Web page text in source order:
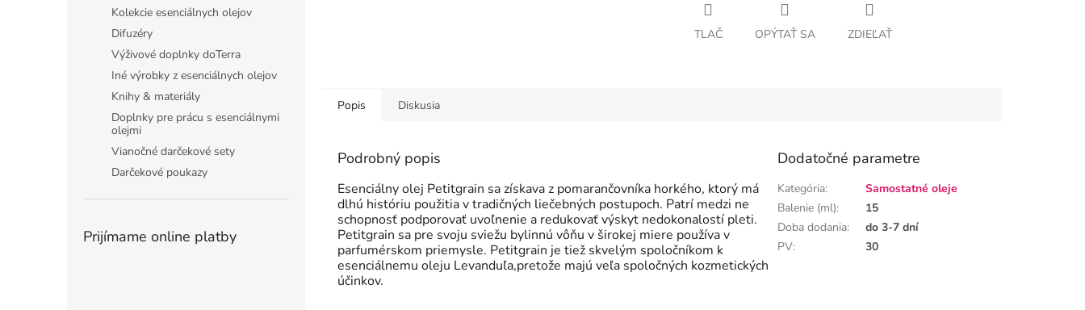
Kolekcie esenciálnych olejov
Difuzéry
Výživové doplnky doTerra
Iné výrobky z esenciálnych olejov
Knihy & materiály
Doplnky pre prácu s esenciálnymi
olejmi
Vianočné darčekové sety
Darčekové poukazy
Prijímame online platby
TLAČ OPÝTAŤ SA ZDIEĽAŤ
Popis Diskusia
Podrobný popis
Esenciálny olej Petitgrain sa získava z pomarančovníka horkého, ktorý má
dlhú históriu použitia v tradičných liečebných postupoch. Patrí medzi ne
schopnosť podporovať uvoľnenie a redukovať výskyt nedokonalostí pleti.
Petitgrain sa pre svoju sviežu bylinnú vôňu v širokej miere používa v
parfumérskom priemysle. Petitgrain je tiež skvelým spoločníkom k
esenciálnemu oleju Levanduľa,pretože majú veľa spoločných kozmetických
účinkov.
Dodatočné parametre
Kategória:
Samostatné oleje
Balenie (ml):
15
Doba dodania:
do 3-7 dní
PV: 30